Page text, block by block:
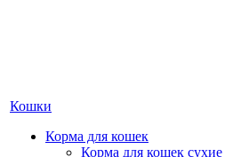
Кошки
Корма для кошек
Корма для кошек сухие